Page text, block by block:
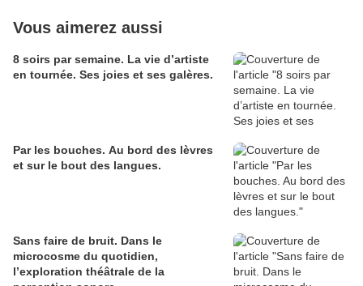
Vous aimerez aussi
8 soirs par semaine. La vie d’artiste
en tournée. Ses joies et ses galères.
Par les bouches. Au bord des lèvres
et sur le bout des langues.
Sans faire de bruit. Dans le
microcosme du quotidien,
l’exploration théâtrale de la